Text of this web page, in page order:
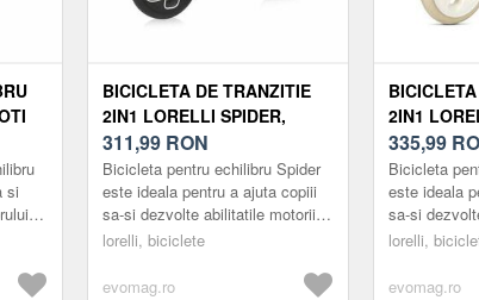
si
de
BICICLETA DE TRANZITIE
2IN1 LORELLI SPIDER,
FARA PEDALE, ROTI MARI,
ROSU
311,99 RON
Bicicleta pentru echilibru Spider
este ideala pentru a ajuta copiii
sa-si dezvolte abilitatile motorii si
sa-si mentina echilibrul. Aceasta
lorelli, biciclete
evomag.ro
2IN1
FARA
VERDE
335,99
Bicicleta
este ideala
sa-si
sa-si
lorelli,
evomag.ro